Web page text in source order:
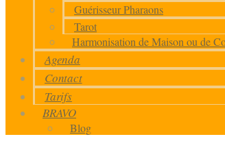
Guérisseur Pharaons
Tarot
Harmonisation de Maison ou de
Agenda
Contact
Tarifs
BRAVO
Blog